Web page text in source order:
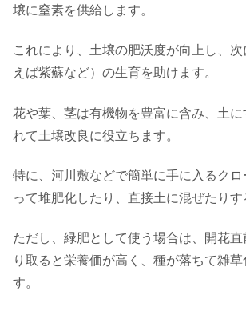
壌に窒素を供給します。
これにより、土壌の肥沃度が向上し、
えば紫蘇など）の生育を助けます。
花や葉、茎は有機物を豊富に含み、土に
れて土壌改良に役立ちます。
特に、河川敷などで簡単に手に入るク
って堆肥化したり、直接土に混ぜたりす
ただし、緑肥として使う場合は、開花直
り取ると栄養価が高く、種が落ちて雑草
す。